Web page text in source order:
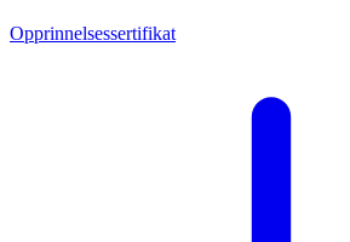
Opprinnelsessertifikat